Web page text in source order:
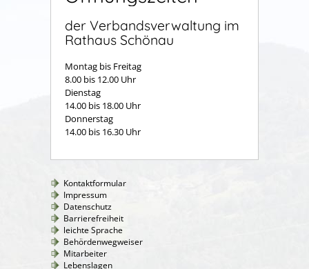
der Verbandsverwaltung im
Rathaus Schönau
Montag bis Freitag
8.00 bis 12.00 Uhr
Dienstag
14.00 bis 18.00 Uhr
Donnerstag
14.00 bis 16.30 Uhr
Kontaktformular
Impressum
Datenschutz
Barrierefreiheit
leichte Sprache
Behördenwegweiser
Mitarbeiter
Lebenslagen